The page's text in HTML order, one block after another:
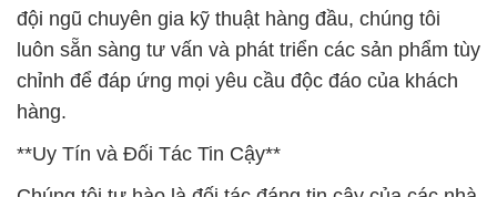
đội ngũ chuyên gia kỹ thuật hàng đầu, chúng tôi
luôn sẵn sàng tư vấn và phát triển các sản phẩm tùy
chỉnh để đáp ứng mọi yêu cầu độc đáo của khách
hàng.
**Uy Tín và Đối Tác Tin Cậy**